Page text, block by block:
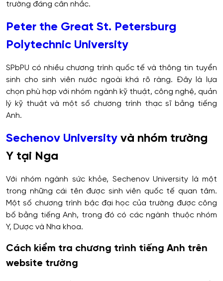
trường đáng cân nhắc.
Peter the Great St. Petersburg
Polytechnic University
SPbPU có nhiều chương trình quốc tế và thông tin tuyển
sinh cho sinh viên nước ngoài khá rõ ràng. Đây là lựa
chọn phù hợp với nhóm ngành kỹ thuật, công nghệ, quản
lý kỹ thuật và một số chương trình thạc sĩ bằng tiếng
Anh.
Sechenov University và nhóm trường
Y tại Nga
Với nhóm ngành sức khỏe, Sechenov University là một
trong những cái tên được sinh viên quốc tế quan tâm.
Một số chương trình bậc đại học của trường được công
bố bằng tiếng Anh, trong đó có các ngành thuộc nhóm
Y, Dược và Nha khoa.
Cách kiểm tra chương trình tiếng Anh trên
website trường